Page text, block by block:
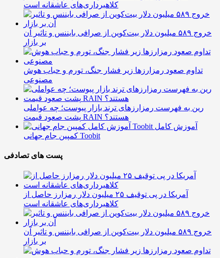
کلاهبرداری‌های عاشقانه است
خروج ۵۸۹ میلیون دلار بیت‌کوین از صرافی بایننس و تاثیر آن
بر بازار
تداوم صعود رمزارزها زیر فشار جنگ، تورم و حباب هوش
مصنوعی
رین به فهرست رمزارزهای ترند بازار پیوست؛ چه عواملی
پشت صعود قیمت RAIN هستند؟
آموزش کامل
کمپین جام جهانی Toobit
پست های تصادفی
آمریکا در پی توقیف ۲۵ میلیون دلار رمزارز حاصل از
کلاهبرداری‌های عاشقانه است
خروج ۵۸۹ میلیون دلار بیت‌کوین از صرافی بایننس و تاثیر آن
بر بازار